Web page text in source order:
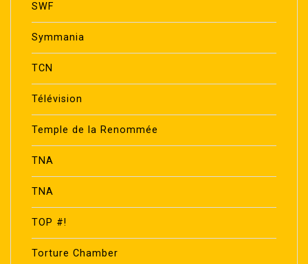
SWF
Symmania
TCN
Télévision
Temple de la Renommée
TNA
TNA
TOP #!
Torture Chamber